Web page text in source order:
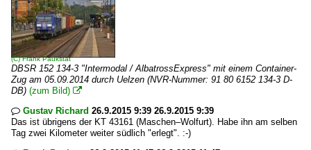
(C)Frank Paukstat
DBSR 152 134-3 "Intermodal / AlbatrossExpress" mit einem Container-
Zug am 05.09.2014 durch Uelzen (NVR-Nummer: 91 80 6152 134-3 D-
DB) (zum Bild) 
 Gustav Richard 26.9.2015 9:39 26.9.2015 9:39
Das ist übrigens der KT 43161 (Maschen–Wolfurt). Habe ihn am selben
Tag zwei Kilometer weiter südlich "erlegt". :-)